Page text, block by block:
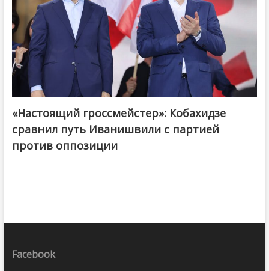
@ქართული ოცნება / Georgian Dream
«Настоящий гроссмейстер»: Кобахидзе
сравнил путь Иванишвили с партией
против оппозиции
Facebook